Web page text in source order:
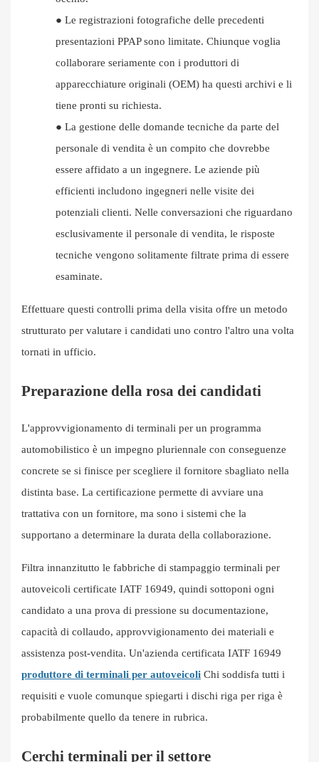
● Le registrazioni fotografiche delle precedenti
presentazioni PPAP sono limitate. Chiunque voglia
collaborare seriamente con i produttori di
apparecchiature originali (OEM) ha questi archivi e li
tiene pronti su richiesta.
● La gestione delle domande tecniche da parte del
personale di vendita è un compito che dovrebbe
essere affidato a un ingegnere. Le aziende più
efficienti includono ingegneri nelle visite dei
potenziali clienti. Nelle conversazioni che riguardano
esclusivamente il personale di vendita, le risposte
tecniche vengono solitamente filtrate prima di essere
esaminate.
Effettuare questi controlli prima della visita offre un metodo
strutturato per valutare i candidati uno contro l'altro una volta
tornati in ufficio.
Preparazione della rosa dei candidati
L'approvvigionamento di terminali per un programma
automobilistico è un impegno pluriennale con conseguenze
concrete se si finisce per scegliere il fornitore sbagliato nella
distinta base. La certificazione permette di avviare una
trattativa con un fornitore, ma sono i sistemi che la
supportano a determinare la durata della collaborazione.
Filtra innanzitutto le fabbriche di stampaggio terminali per
autoveicoli certificate IATF 16949, quindi sottoponi ogni
candidato a una prova di pressione su documentazione,
capacità di collaudo, approvvigionamento dei materiali e
assistenza post-vendita. Un'azienda certificata IATF 16949
produttore di terminali per autoveicoli Chi soddisfa tutti i
requisiti e vuole comunque spiegarti i dischi riga per riga è
probabilmente quello da tenere in rubrica.
Cerchi terminali per il settore